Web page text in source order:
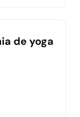
de yoga